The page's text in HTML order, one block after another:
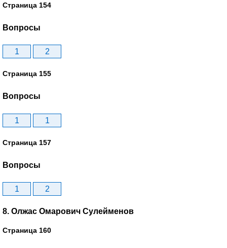
Страница 154
Вопросы
1 2
Страница 155
Вопросы
1 1
Страница 157
Вопросы
1 2
8. Олжас Омарович Сулейменов
Страница 160